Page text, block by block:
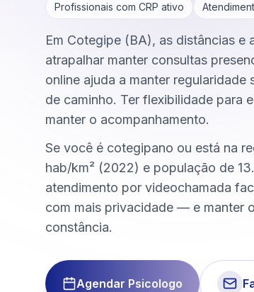
Profissionais com CRP ativo
Em Cotegipe (BA), as distâncias e
atrapalhar manter consultas
online ajuda a manter
de caminho. Ter flexibilidade para
manter o acompanhamento.
Se você é cotegipano ou está na
hab/km² (2022) e população de
atendimento por videochamada
com mais privacidade — e manter
constância.
Agendar Psicologo